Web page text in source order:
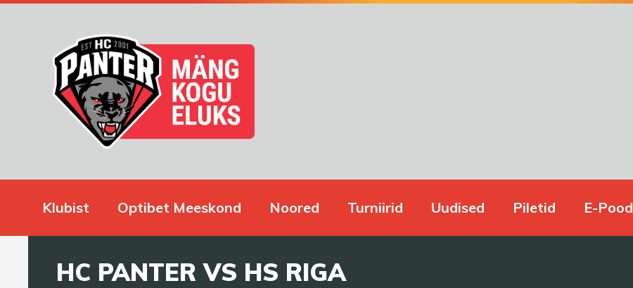
Klubist Optibet Meeskond Noored Turniirid Uudised Piletid E-Pood
HC PANTER VS HS RIGA